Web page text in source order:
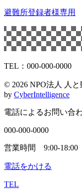
避難所登録者様専用
TEL：000-000-0000
© 2026 NPO法人 人
by CyberIntelligence
電話によるお問い合
000-000-0000
営業時間 9:00-18:00
電話をかける
TEL